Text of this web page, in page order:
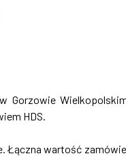
Gorzowie
HDS.
Łączna wartość